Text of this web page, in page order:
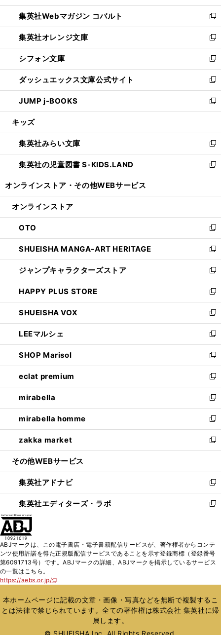
開
く
ウ
で
開
く
ン
ド
ウ
で
開
く
ウ
ィ
ン
ド
ウ
で
開
く
集英社Webマガジン コバルト
新
し
い
ウ
ィ
ン
ド
ウ
で
開
集英社オレンジ文庫
新
し
い
ウ
ィ
ン
ド
ウ
開
く
シフォン文庫
新
し
い
ウ
ィ
ン
ウ
で
開
く
ダッシュエックス文庫公式サイト
新
し
い
ウ
ン
ド
ウ
で
JUMP j-BOOKS
新
し
ウ
ィ
ン
ド
開
キッズ
集英社みらい文庫
新
し
い
ン
ウ
で
開
く
集英社の児童図書 S-KIDS.LAND
新
ウ
ン
ド
ウ
で
開
く
オンラインストア・ その他WEBサービス
オンラインストア
OTO
新
し
い
ウ
ィ
ン
ド
ウ
で
開
く
SHUEISHA MANGA-ART HERITAGE
新
し
い
ウ
ィ
ン
ド
ウ
で
開
く
ジャンプキャラクターズストア
新
し
い
ウ
ィ
ン
ド
ウ
で
開
く
HAPPY PLUS STORE
新
し
い
ウ
ィ
ン
ド
ウ
で
開
く
SHUEISHA VOX
新
し
い
ウ
ィ
ン
ド
ウ
で
開
く
LEEマルシェ
新
し
い
ウ
ィ
ン
ド
ウ
で
開
く
SHOP Marisol
新
し
い
ウ
ィ
ン
ド
ウ
で
開
eclat premium
新
し
い
ウ
ィ
ン
ド
ウ
開
く
mirabella
新
し
い
ウ
ィ
ン
ウ
で
開
く
mirabella homme
新
し
い
ウ
ン
ド
ウ
で
zakka market
新
し
ウ
ィ
ン
ド
く
その他WEBサービス
集英社アドナビ
新
し
い
ド
ウ
で
集英社エディターズ・ラボ
新
ィ
ン
ド
開
く
ABJマークは、この電子書店・電子書籍配信サービスが、著作権者からコンテ
ンツ使用許諾を得た正規版配信サービスであることを示す登録商標（登録番号
第6091713号）です。ABJマークの詳細、ABJマークを掲示しているサービス
の一覧はこちら。
https://aebs.or.jp/
新
い
ウ
ィ
本ホームページに記載の文章・画像・写真などを無断で複製するこ
とは法律で禁じられています。全ての著作権は株式会社 集英社に帰
属します。